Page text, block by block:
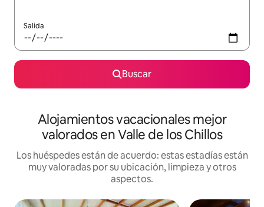
Salida
Buscar
Alojamientos vacacionales mejor
valorados en Valle de los Chillos
Los huéspedes están de acuerdo: estas estadías están
muy valoradas por su ubicación, limpieza y otros
aspectos.